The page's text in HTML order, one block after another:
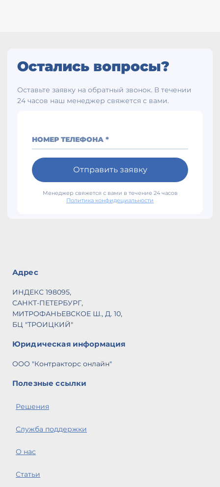
Остались вопросы?
Оставьте заявку на обратный звонок. В течении
24 часов наш менеджер свяжется с вами.
НОМЕР ТЕЛЕФОНА *
Отправить заявку
Менеджер свяжется с вами в течение 24 часов
Политика конфидециальности
Адрес
ИНДЕКС 198095,
САНКТ-ПЕТЕРБУРГ,
МИТРОФАНЬЕВСКОЕ Ш., Д. 10,
БЦ "ТРОИЦКИЙ"
Юридическая информация
ООО "Контракторс онлайн"
Полезные ссылки
Решения
Служба поддержки
О нас
Статьи